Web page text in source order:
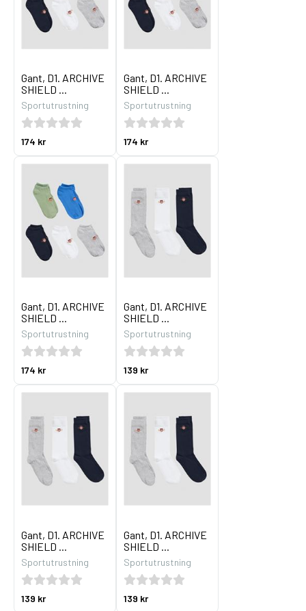
Gant, D1. ARCHIVE
SHIELD ...
Sportutrustning
174 kr
Gant, D1. ARCHIVE
SHIELD ...
Sportutrustning
174 kr
Gant, D1. ARCHIVE
SHIELD ...
Sportutrustning
174 kr
Gant, D1. ARCHIVE
SHIELD ...
Sportutrustning
139 kr
Gant, D1. ARCHIVE
SHIELD ...
Sportutrustning
139 kr
Gant, D1. ARCHIVE
SHIELD ...
Sportutrustning
139 kr